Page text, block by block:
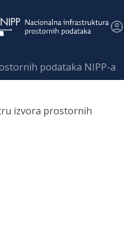
podataka NIPP-a
izvora prostornih